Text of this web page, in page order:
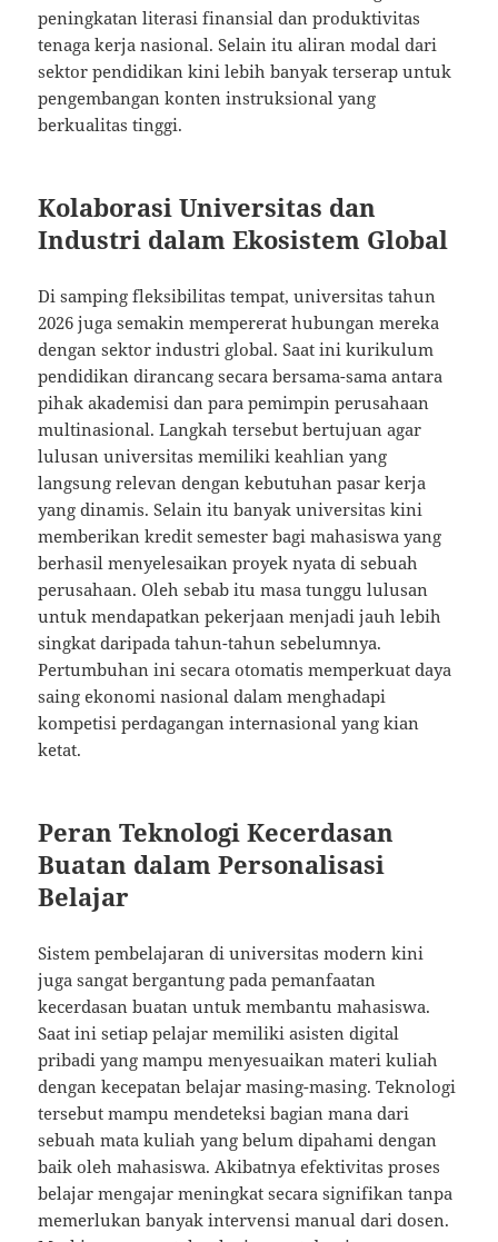
peningkatan literasi finansial dan produktivitas
tenaga kerja nasional. Selain itu aliran modal dari
sektor pendidikan kini lebih banyak terserap untuk
pengembangan konten instruksional yang
berkualitas tinggi.
Kolaborasi Universitas dan
Industri dalam Ekosistem Global
Di samping fleksibilitas tempat, universitas tahun
2026 juga semakin mempererat hubungan mereka
dengan sektor industri global. Saat ini kurikulum
pendidikan dirancang secara bersama-sama antara
pihak akademisi dan para pemimpin perusahaan
multinasional. Langkah tersebut bertujuan agar
lulusan universitas memiliki keahlian yang
langsung relevan dengan kebutuhan pasar kerja
yang dinamis. Selain itu banyak universitas kini
memberikan kredit semester bagi mahasiswa yang
berhasil menyelesaikan proyek nyata di sebuah
perusahaan. Oleh sebab itu masa tunggu lulusan
untuk mendapatkan pekerjaan menjadi jauh lebih
singkat daripada tahun-tahun sebelumnya.
Pertumbuhan ini secara otomatis memperkuat daya
saing ekonomi nasional dalam menghadapi
kompetisi perdagangan internasional yang kian
ketat.
Peran Teknologi Kecerdasan
Buatan dalam Personalisasi
Belajar
Sistem pembelajaran di universitas modern kini
juga sangat bergantung pada pemanfaatan
kecerdasan buatan untuk membantu mahasiswa.
Saat ini setiap pelajar memiliki asisten digital
pribadi yang mampu menyesuaikan materi kuliah
dengan kecepatan belajar masing-masing. Teknologi
tersebut mampu mendeteksi bagian mana dari
sebuah mata kuliah yang belum dipahami dengan
baik oleh mahasiswa. Akibatnya efektivitas proses
belajar mengajar meningkat secara signifikan tanpa
memerlukan banyak intervensi manual dari dosen.